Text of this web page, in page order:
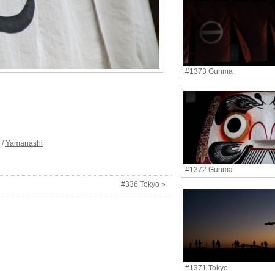
/Yamanashi
#336 Tokyo »
#1373 Gunma
#1372 Gunma
#1371 Tokyo